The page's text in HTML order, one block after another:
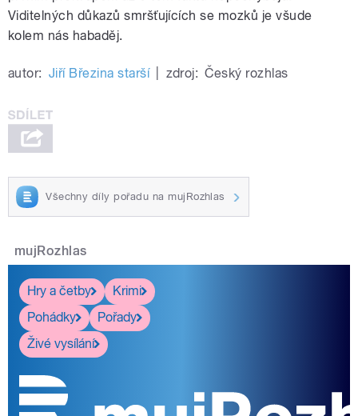
Viditelných důkazů smršťujících se mozků je všude
kolem nás habaděj.
autor: Jiří Březina starší zdroj: Český rozhlas
Všechny díly pořadu na mujRozhlas
mujRozhlas
Hry a četby
Krimi
Pohádky
Pořady
Živé vysílání